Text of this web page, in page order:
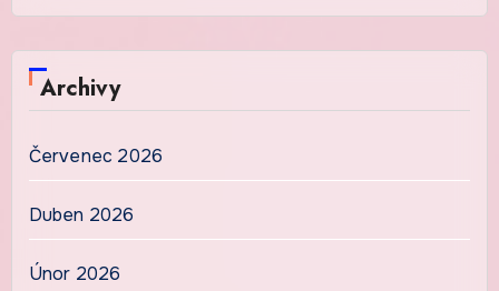
Archivy
Červenec 2026
Duben 2026
Únor 2026